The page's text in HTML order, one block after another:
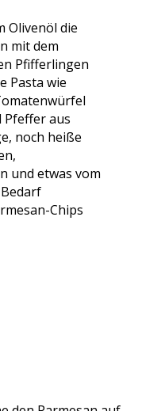
Olivenöl die
mit dem
Pfifferlingen
Pasta wie
Pfeffer aus
noch heiße
und etwas vom
Chips